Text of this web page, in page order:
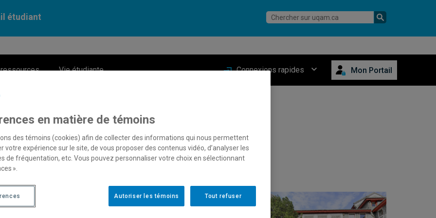
étudiant
Vie étudiante Connexions rapides Mon Portail
des études
en matière de témoins
des témoins (cookies) afin de collecter des informations qui nous permettent
votre expérience sur le site, de vous proposer des contenus vidéo, d’analyser les
de fréquentation, etc. Vous pouvez personnaliser votre choix en sélectionnant
».
Tout refuser
Autoriser les témoins